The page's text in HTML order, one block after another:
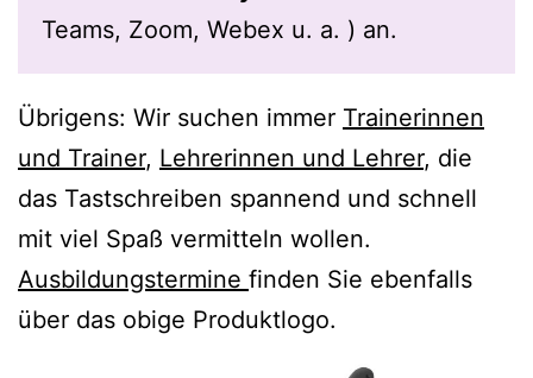
Teams, Zoom, Webex u. a. ) an.
Übrigens: Wir suchen immer Trainerinnen
und Trainer, Lehrerinnen und Lehrer, die
das Tastschreiben spannend und schnell
mit viel Spaß vermitteln wollen.
Ausbildungstermine finden Sie ebenfalls
über das obige Produktlogo.